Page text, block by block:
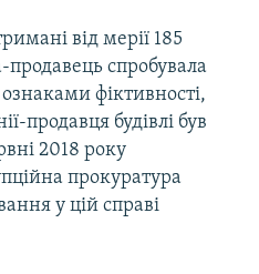
від мерії 185
спробувала
фіктивності,
продавця будівлі був
2018 року
прокуратура
у цій справі